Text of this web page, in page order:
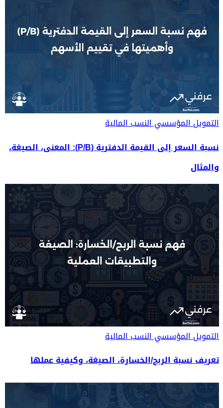
التمويل المؤسسيالنسب المالية
نسبة السعر إلى القيمة الدفترية (P/B): المعنى، الصيغة،
والمثال
التمويل المؤسسيالنسب المالية
تعريف نسبة الربح/الخسارة، الصيغة، وكيفية عملها